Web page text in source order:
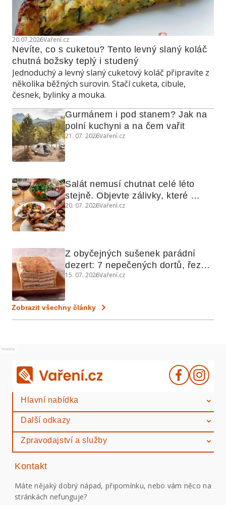
20.07.2026Vaření.cz
Nevíte, co s cuketou? Tento levný slaný koláč
chutná božsky teplý i studený
Jednoduchý a levný slaný cuketový koláč připravíte z
několika běžných surovin. Stačí cuketa, cibule,
česnek, bylinky a mouka.
Gurmánem i pod stanem? Jak na
polní kuchyni a na čem vařit
21. 07. 2026Vaření.cz
Salát nemusí chutnat celé léto
stejně. Objevte zálivky, které
využijete i na maso, nudle nebo
20. 07. 2026Vaření.cz
Z obyčejných sušenek parádní
dezert: 7 nepečených dortů, řezů
a koláčů
15. 07. 2026Vaření.cz
Zobrazit všechny články
Reklama
Hlavní nabídka
Další odkazy
Zpravodajství a služby
Kontakt
Máte nějaký dobrý nápad, připomínku, nebo vám něco na
stránkách nefunguje?